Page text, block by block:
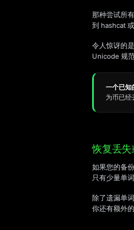
那种尝试所
到 hashcat
令人惊讶的
Unicode 规
一个已知
为币已经
恢复丢
如果您的备
只有少量单
除了遗漏单
你还有额外